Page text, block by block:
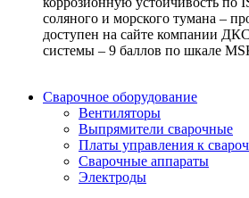
соляного и морского тумана –
доступен на сайте компании
системы – 9 баллов по шкале
Сварочное оборудование
Вентиляторы
Выпрямители сварочные
Платы управления к
Сварочные аппараты
Электроды